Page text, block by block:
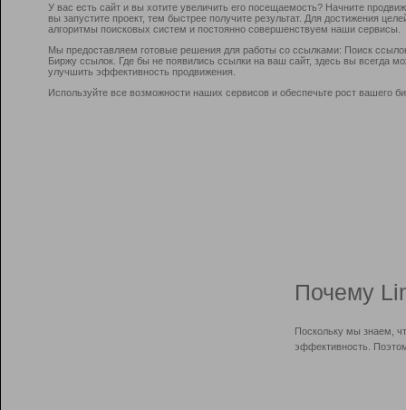
У вас есть сайт и вы хотите увеличить его посещаемость? Начните
вы запустите проект, тем быстрее получите результат. Для достижения
алгоритмы поисковых систем и постоянно совершенствуем наши сервисы.
Мы предоставляем готовые решения для работы со ссылками: Поиск
Биржу ссылок. Где бы не появились ссылки на ваш сайт, здесь вы всегда
улучшить эффективность продвижения.
Используйте все возможности наших сервисов и обеспечьте рост вашего
Почему
Поскольку мы знаем,
эффективность.